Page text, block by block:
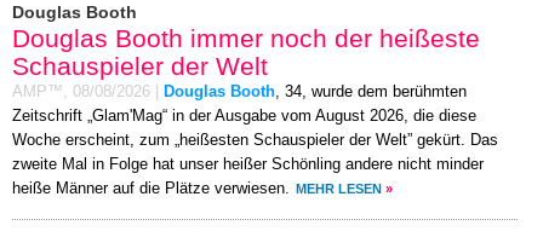
Douglas Booth
Douglas Booth immer noch der heißeste
Schauspieler der Welt
AMP™, 08/08/2026 Douglas Booth , 34, wurde dem berühmten
Zeitschrift „Glam'Mag“ in der Ausgabe vom August 2026, die diese
Woche erscheint, zum „heißesten Schauspieler der Welt” gekürt. Das
zweite Mal in Folge hat unser heißer Schönling andere nicht minder
heiße Männer auf die Plätze verwiesen.
MEHR LESEN »